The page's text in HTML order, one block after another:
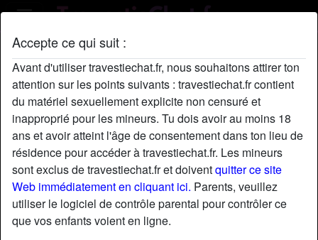
Accepte ce qui suit :
Avant d'utiliser travestiechat.fr, nous souhaitons attirer ton
attention sur les points suivants : travestiechat.fr contient
du matériel sexuellement explicite non censuré et
inapproprié pour les mineurs. Tu dois avoir au moins 18
ans et avoir atteint l'âge de consentement dans ton lieu de
résidence pour accéder à travestiechat.fr. Les mineurs
sont exclus de travestiechat.fr et doiventquitter ce site
Web immédiatement en cliquant ici. Parents, veuillez
utiliser le logiciel de contrôle parental pour contrôler ce
que vos enfants voient en ligne.
Profil de Tatanna77
radio_button_checked